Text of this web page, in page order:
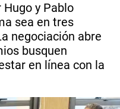
y Pablo
sea en tres
negociación abre
busquen
en línea con la